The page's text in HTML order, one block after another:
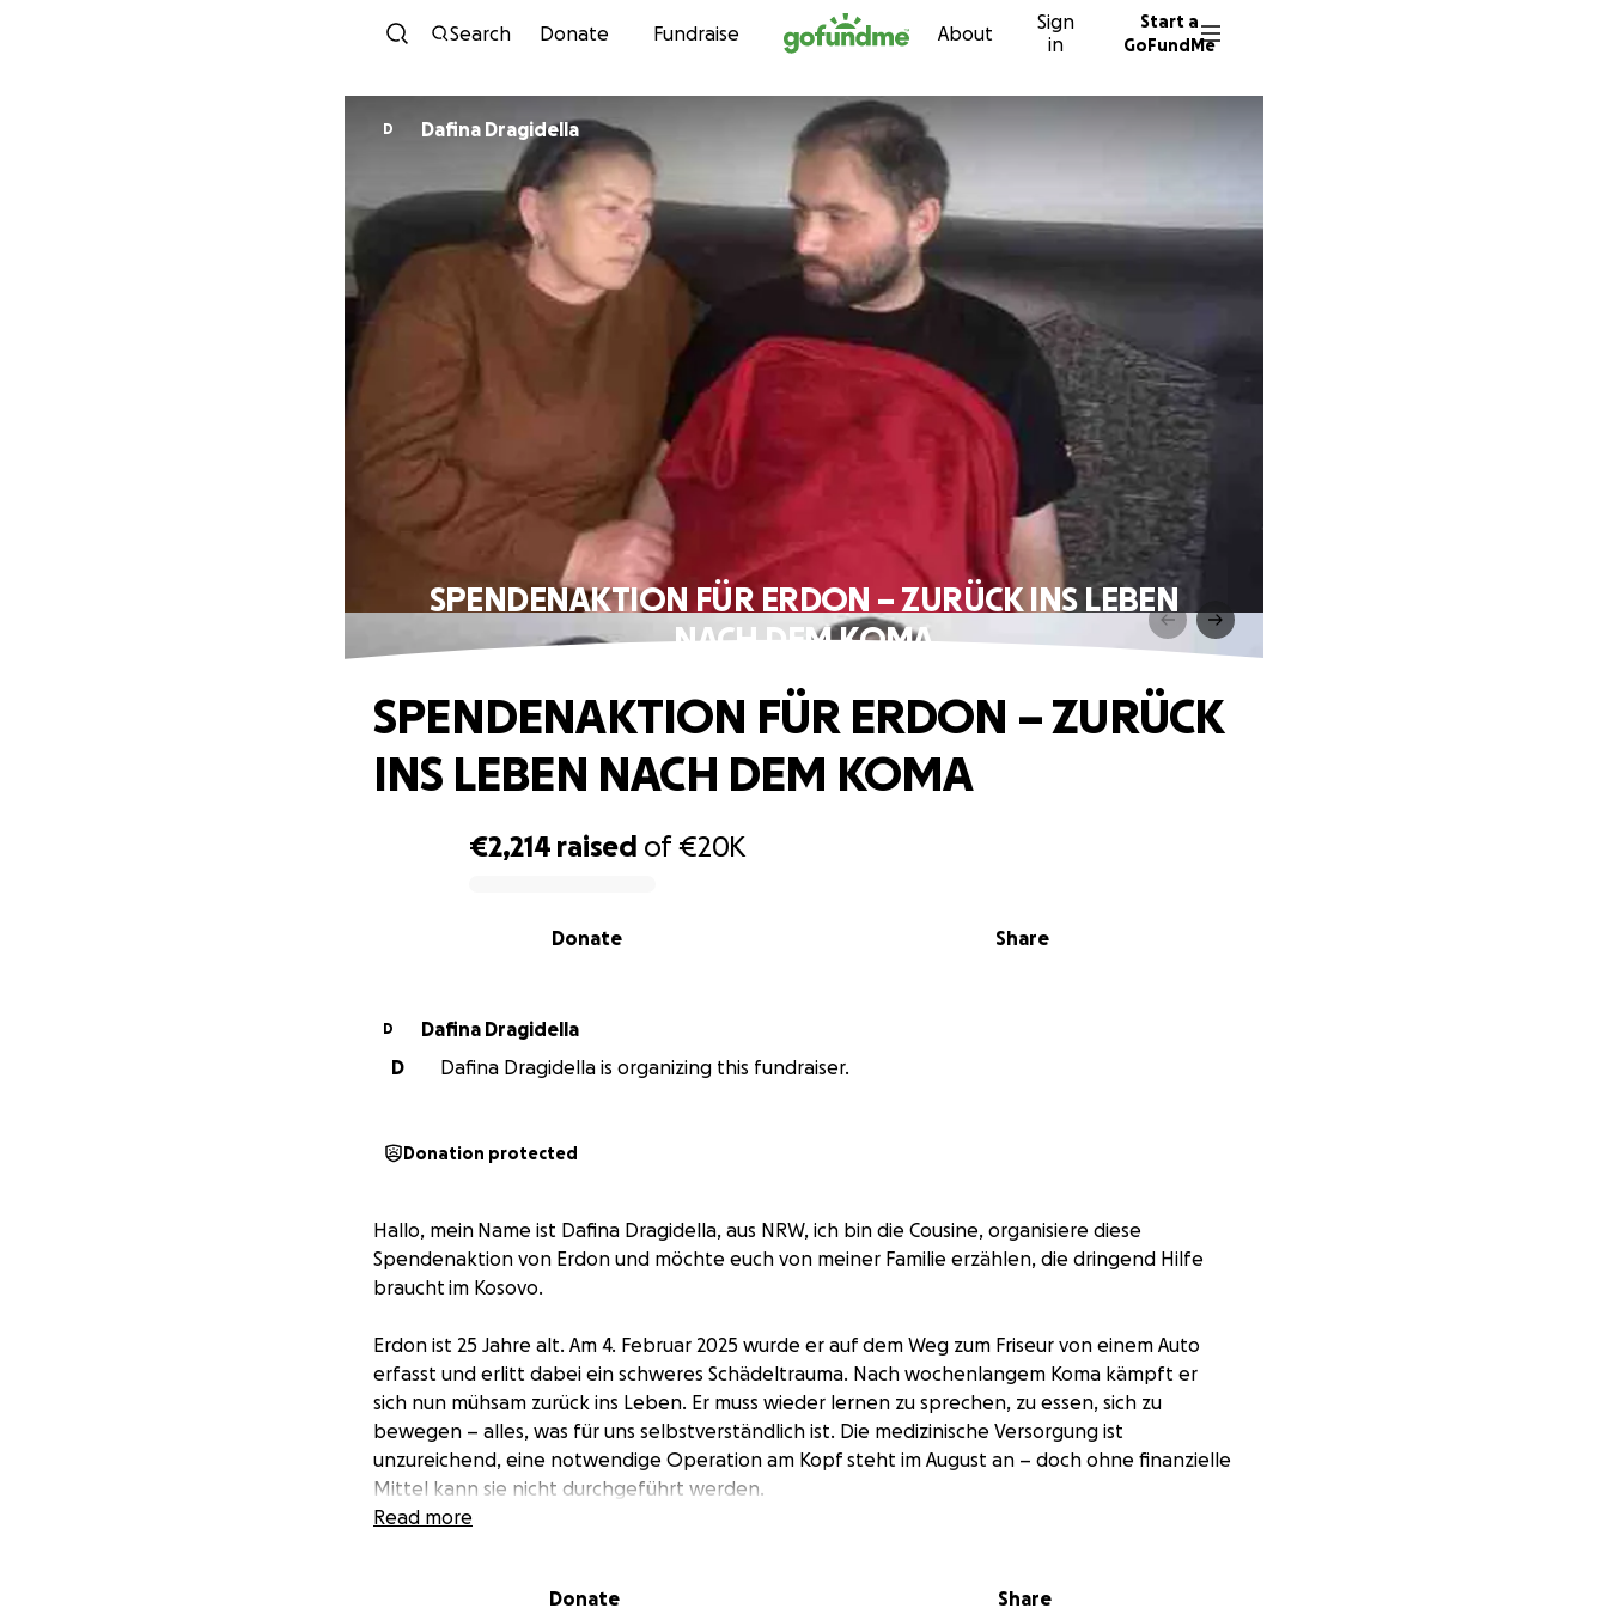
Skip to content
Search Donate Fundraise About
Sign
in
Start a
GoFundMe
D Dafina Dragidella
SPENDENAKTION FÜR ERDON – ZURÜCK INS LEBEN
NACH DEM KOMA
€2,214 raised of€20K
Share
Donate
SPENDENAKTION FÜR ERDON – ZURÜCK
INS LEBEN NACH DEM KOMA
D
Dafina Dragidella
D
Dafina Dragidella is organizing this fundraiser.
Donation protected
Hallo, mein Name ist Dafina Dragidella, aus NRW, ich bin die Cousine, organisiere diese
Spendenaktion von Erdon und möchte euch von meiner Familie erzählen, die dringend Hilfe
braucht im Kosovo.
Erdon ist 25 Jahre alt. Am 4. Februar 2025 wurde er auf dem Weg zum Friseur von einem Auto
erfasst und erlitt dabei ein schweres Schädeltrauma. Nach wochenlangem Koma kämpft er
sich nun mühsam zurück ins Leben. Er muss wieder lernen zu sprechen, zu essen, sich zu
bewegen – alles, was für uns selbstverständlich ist. Die medizinische Versorgung ist
unzureichend, eine notwendige Operation am Kopf steht im August an – doch ohne finanzielle
Mittel kann sie nicht durchgeführt werden.
hatte Brustkrebs und kämpft selbst noch mit den gesundheitlichen Folgen, übernimmt aber
Read more
Donate Share